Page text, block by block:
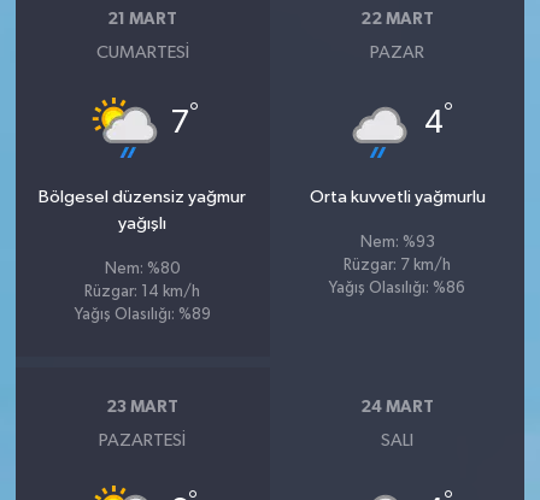
21 MART
CUMARTESI
7°
Bölgesel düzensiz yağmur
yağışlı
Nem: %80
Rüzgar: 14 km/h
Yağış Olasılığı: %89
22 MART
PAZAR
4°
Orta kuvvetli yağmurlu
Nem: %93
Rüzgar: 7 km/h
Yağış Olasılığı: %86
23 MART
PAZARTESI
24 MART
SALI